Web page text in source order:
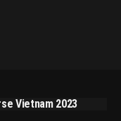
Vietnam 2023